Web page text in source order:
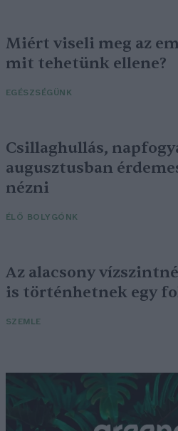
Miért viseli meg az
mit tehetünk ellene?
EGÉSZSÉGÜNK
Csillaghullás,
augusztusban
nézni
ÉLŐ BOLYGÓNK
Az alacsony
is történhetnek egy
SZEMLE